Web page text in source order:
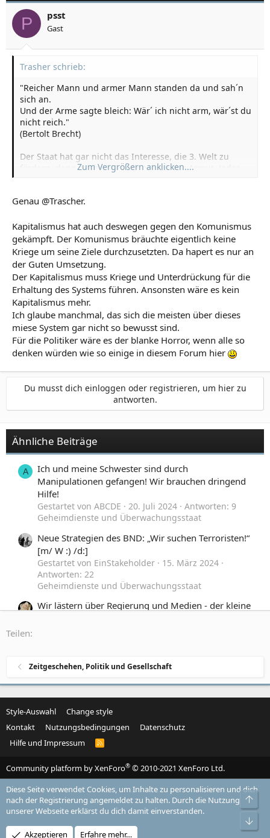
P psst
Gast
Trasher schrieb:
"Reicher Mann und armer Mann standen da und sah´n
sich an.
Und der Arme sagte bleich: Wär´ ich nicht arm, wär´st du
nicht reich."
(Bertolt Brecht)
Der Staat hat gar nicht das Interesse, die 3. Welt zu
fördern, denn auch wir verdienen an der Armut. Jeder
bereichern.
Zum Vergrößern anklicken....
Genau @Trascher.
Kapitalismus hat auch deswegen gegen den Komunismus
gekämpft. Der Komunismus bräuchte eigentlich keine
Kriege um seine Ziele durchzusetzten. Da hapert es nur an
der Guten Umsetzung.
Der Kapitalismus muss Kriege und Unterdrückung für die
Erhaltung des Systems führen. Ansonsten wäre es kein
Kapitalismus mehr.
Ich glaube manchmal, das sich die meisten über dieses
miese System gar nicht so bewusst sind.
Für die Politiker wäre es der blanke Horror, wenn alle so
denken würden wie so einige in diesem Forum hier
Du musst dich einloggen oder registrieren, um hier zu
antworten.
Ähnliche Beiträge
A
Ich und meine Schwester sind durch
Manipulationen gefangen! Wir brauchen dringend
Hilfe!
Gestartet von ABCDE 20. Juli 2024
Antworten: 9
Geheimdienste und Überwachungsstaat
Neue Strategien des BND: „Wir suchen Terroristen!“
[m/ W :) /d:]
Gestartet von EinStakeholder
15. März 2024
Antworten: 22
Geheimdienste und Überwachungsstaat
Wir lästern über Regierung und Medien - der kleine
Matrix: Könnten wir uns in einer Simulation
befinden?
Gestartet von Holger1969 30. Juli 2023
Antworten:
305
Teilen:
Zeitgeschehen, Politik und Gesellschaft
Style-Auswahl
Change style
Kontakt
Nutzungsbedingungen
Datenschutz
Hilfe und Impressum
R
Community platform by XenForo® © 2010-2021 XenForo Ltd.
Diese Seite verwendet Cookies, um Inhalte zu personalisieren und dich
nach der Registrierung angemeldet zu halten. Durch die Nutzung
unserer Webseite erklärst du dich damit einverstanden.
Akzeptieren Erfahre mehr…